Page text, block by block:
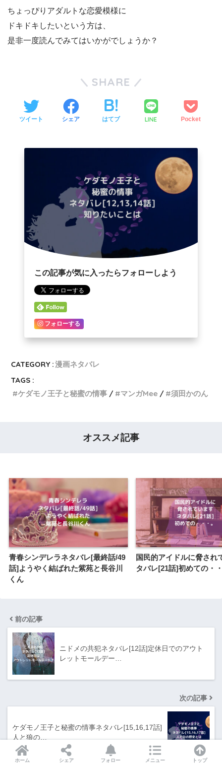
ちょっぴりアダルトな恋愛模様に
ドキドキしたいという方は、
是非一度読んでみてはいかがでしょうか？
SHARE
ツイート シェア はてブ LINE Pocket
この記事が気に入ったらフォローしよう
フォローする
CATEGORY :漫画ネタバレ
TAGS :
ケダモノ王子と秘蜜の情事
マンガMee 須田かのん
オススメ記事
青春シンデレラネタバレ[最終話/49
話]ようやく結ばれた紫苑と長谷川
くん
国民的アイドルに脅され
タバレ[21話]初めての・
前の記事
ニドメの共犯ネタバレ[12話]定休日でのアウト
レットモールデー…
次の記事
ケダモノ王子と秘蜜の情事ネタバレ[15,16,17話]
人と狼の…
ホーム シェア フォロー メニュー トップ